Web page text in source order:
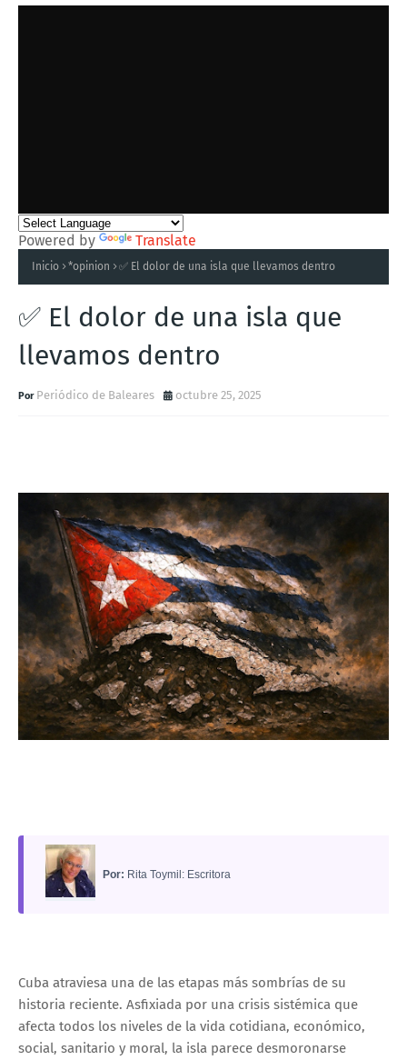
Powered by Translate
Inicio *opinion ✅ El dolor de una isla que llevamos dentro
✅ El dolor de una isla que
llevamos dentro
Periódico de Baleares octubre 25, 2025
Por: Rita Toymil: Escritora
Cuba atraviesa una de las etapas más sombrías de su
historia reciente. Asfixiada por una crisis sistémica que
afecta todos los niveles de la vida cotidiana, económico,
social, sanitario y moral, la isla parece desmoronarse